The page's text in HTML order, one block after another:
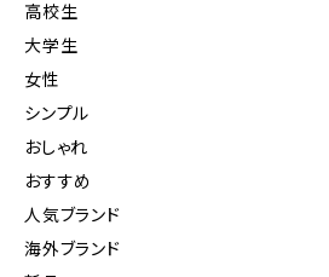
高校生
大学生
女性
シンプル
おしゃれ
おすすめ
人気ブランド
海外ブランド